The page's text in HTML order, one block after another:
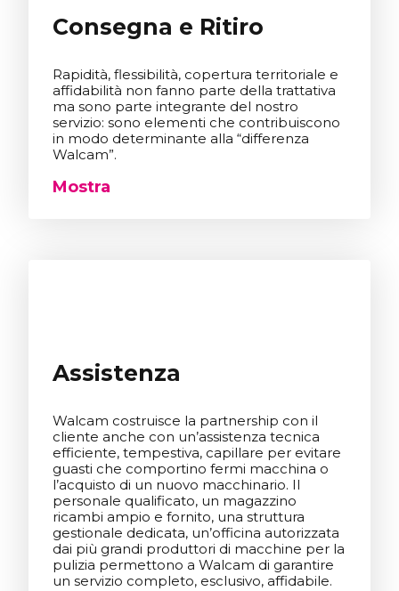
Consegna e Ritiro
Rapidità, flessibilità, copertura territoriale e
affidabilità non fanno parte della trattativa
ma sono parte integrante del nostro
servizio: sono elementi che contribuiscono
in modo determinante alla “differenza
Walcam”.
Mostra
Assistenza
Walcam costruisce la partnership con il
cliente anche con un’assistenza tecnica
efficiente, tempestiva, capillare per evitare
guasti che comportino fermi macchina o
l’acquisto di un nuovo macchinario. Il
personale qualificato, un magazzino
ricambi ampio e fornito, una struttura
gestionale dedicata, un’officina autorizzata
dai più grandi produttori di macchine per la
pulizia permettono a Walcam di garantire
un servizio completo, esclusivo, affidabile.